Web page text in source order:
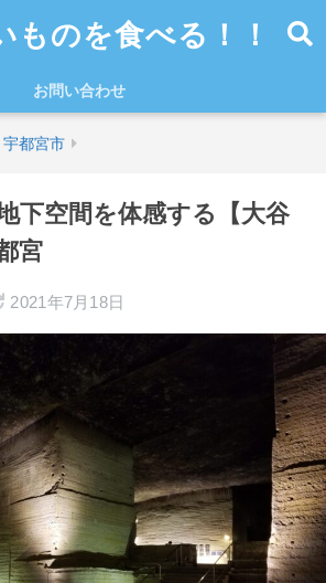
ものを食べる！！
お問い合わせ
宇都宮市
下空間を体感する【大谷
宮
2021年7月18日